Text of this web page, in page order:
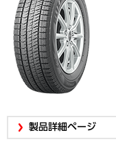
製品詳細ページ